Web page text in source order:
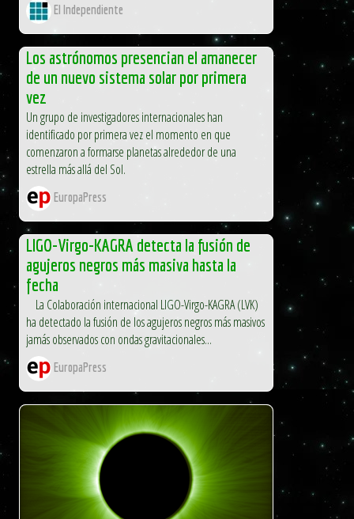
El Independiente
Los astrónomos presencian el amanecer
de un nuevo sistema solar por primera
vez
Un grupo de investigadores internacionales han
identificado por primera vez el momento en que
comenzaron a formarse planetas alrededor de una
estrella más allá del Sol.
EuropaPress
LIGO-Virgo-KAGRA detecta la fusión de
agujeros negros más masiva hasta la
fecha
La Colaboración internacional LIGO-Virgo-KAGRA (LVK)
ha detectado la fusión de los agujeros negros más masivos
jamás observados con ondas gravitacionales...
EuropaPress